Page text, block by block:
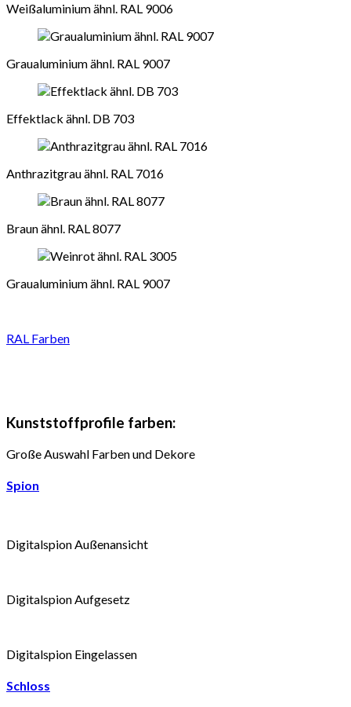
Weißaluminium ähnl. RAL 9006
Graualuminium ähnl. RAL 9007
Effektlack ähnl. DB 703
Anthrazitgrau ähnl. RAL 7016
Braun ähnl. RAL 8077
Graualuminium ähnl. RAL 9007
RAL Farben
Kunststoffprofile farben:
Große Auswahl Farben und Dekore
Spion
Digitalspion Außenansicht
Digitalspion Aufgesetz
Digitalspion Eingelassen
Schloss